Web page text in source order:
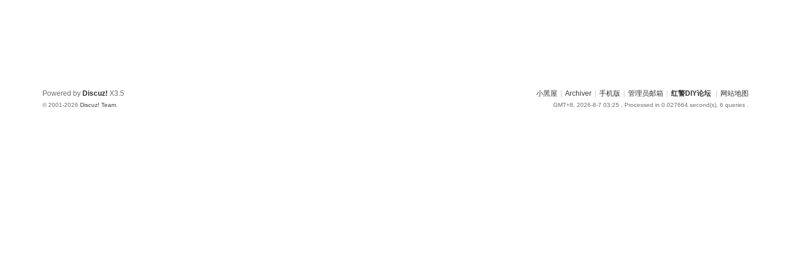
小黑屋 Archiver 手机版 管理员邮箱 红警DIY论坛 网站地图
GMT+8, 2026-8-7 03:25 , Processed in 0.027664 second(s), 6 queries .
Powered by Discuz! X3.5
© 2001-2026 Discuz! Team